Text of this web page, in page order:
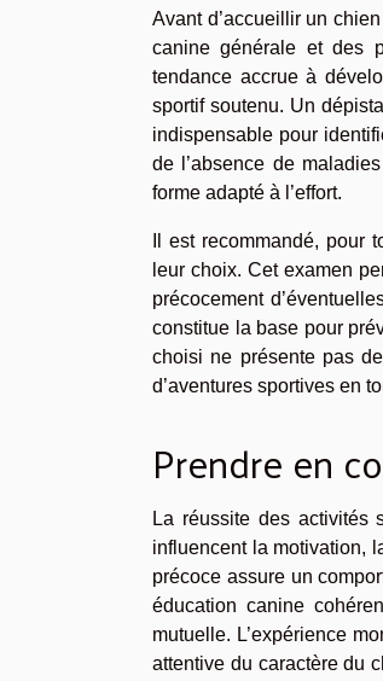
Avant d’accueillir un
canine générale et des
tendance accrue à
sportif soutenu. Un
indispensable pour
de l’absence de
forme adapté à l’effort.
Il est recommandé, pour
leur choix. Cet examen
précocement
constitue la base pour
choisi ne présente pas
d’aventures sportives en
Prendre en
La réussite des activités
influencent la motivation,
précoce assure un
éducation canine
mutuelle. L’expérience
attentive du caractère du